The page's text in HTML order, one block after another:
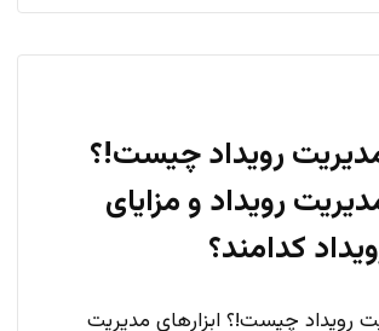
رویداد چیست!؟
رویداد و مزایای
کدامند؟
رویداد چیست!؟ ابزارهای مدیریت